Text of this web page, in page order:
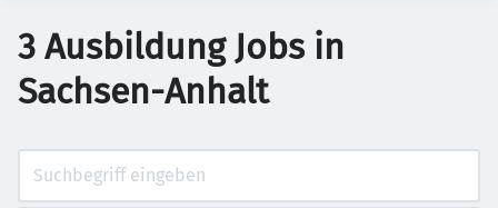
3 Ausbildung Jobs in
Sachsen-Anhalt